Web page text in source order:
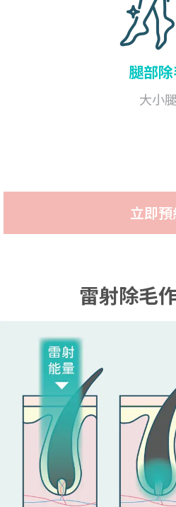
腿部
大小腿
立即預
雷射除毛